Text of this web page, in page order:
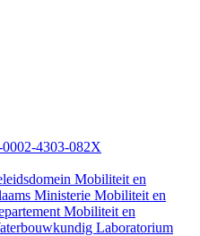
4303-082X
Mobiliteit en
Ministerie Mobiliteit en
Mobiliteit en
Laboratorium